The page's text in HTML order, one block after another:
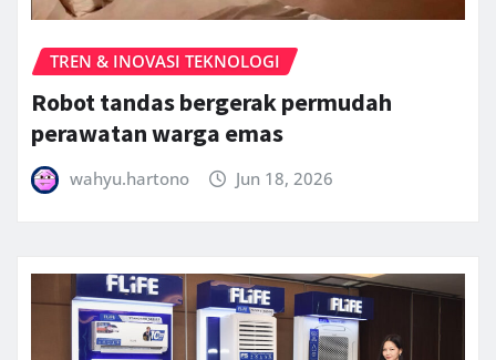
TREN & INOVASI TEKNOLOGI
Robot tandas bergerak permudah
perawatan warga emas
wahyu.hartono Jun 18, 2026